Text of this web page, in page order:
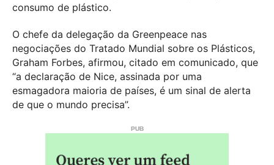
consumo de plástico.
O chefe da delegação da Greenpeace nas
negociações do Tratado Mundial sobre os Plásticos,
Graham Forbes, afirmou, citado em comunicado, que
“a declaração de Nice, assinada por uma
esmagadora maioria de países, é um sinal de alerta
de que o mundo precisa”.